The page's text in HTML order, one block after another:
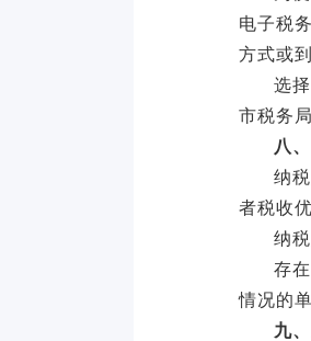
电子税
方式或
选
市税务
八
纳
者税收
纳
存
情况的
九